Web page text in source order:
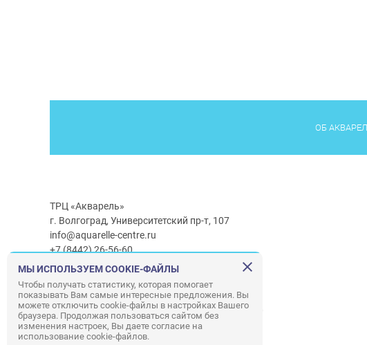
ОБ
ТРЦ «Акварель»
г. Волгоград, Университетский пр-т, 107
info@aquarelle-centre.ru
+7 (8442) 26-56-60
Часы работы ТРЦ: с 10:00 до 22:00
Часы работы г/м Ашан:с 08:00 до 23:00
Часы работыг/мЛемана ПРО:с 08:00 до 22:00
Правила посещения ТРЦ «Акварель»
МЫ ИСПОЛЬЗУЕМ COOKIE-ФАЙЛЫ
Чтобы получать статистику, которая помогает
показывать Вам самые интересные предложения. Вы
можете отключить cookie-файлы в настройках Вашего
браузера. Продолжая пользоваться сайтом без
изменения настроек, Вы даете согласие на
использование cookie-файлов.